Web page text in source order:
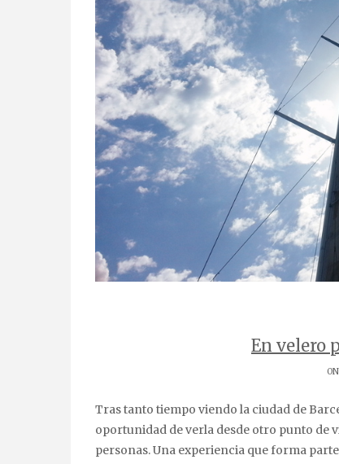
En velero
Tras tanto tiempo viendo la ciudad de Barcelona entre edificios y cemento, este mes de junio he tenido la
oportunidad de verla desde otro punto de
personas. Una experiencia que forma